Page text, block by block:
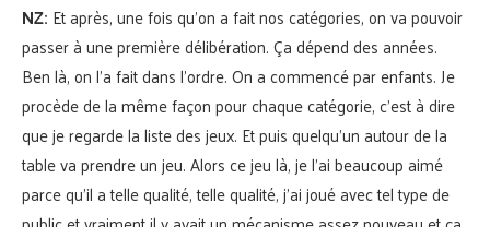
NZ: Et après, une fois qu’on a fait nos catégories, on va pouvoir
passer à une première délibération. Ça dépend des années.
Ben là, on l’a fait dans l’ordre. On a commencé par enfants. Je
procède de la même façon pour chaque catégorie, c’est à dire
que je regarde la liste des jeux. Et puis quelqu’un autour de la
table va prendre un jeu. Alors ce jeu là, je l’ai beaucoup aimé
parce qu’il a telle qualité, telle qualité, j’ai joué avec tel type de